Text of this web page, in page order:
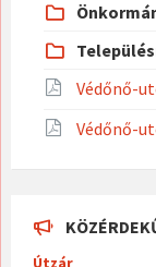
Védőnő-
Védőnő-
Útzár